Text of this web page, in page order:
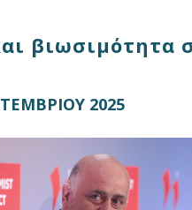
βιωσιμότητα
2025